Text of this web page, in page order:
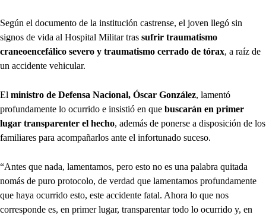
Según el documento de la institución castrense, el joven llegó sin
signos de vida al Hospital Militar tras sufrir traumatismo
craneoencefálico severo y traumatismo cerrado de tórax, a raíz de
un accidente vehicular.
El ministro de Defensa Nacional, Óscar González, lamentó
profundamente lo ocurrido e insistió en que buscarán en primer
lugar transparenter el hecho, además de ponerse a disposición de los
familiares para acompañarlos ante el infortunado suceso.
“Antes que nada, lamentamos, pero esto no es una palabra quitada
nomás de puro protocolo, de verdad que lamentamos profundamente
que haya ocurrido esto, este accidente fatal. Ahora lo que nos
corresponde es, en primer lugar, transparentar todo lo ocurrido y, en